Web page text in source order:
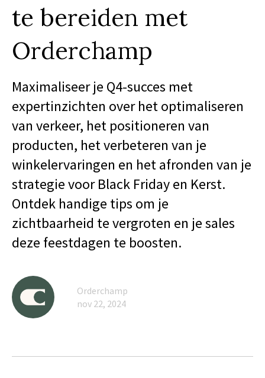
te bereiden met
Orderchamp
Maximaliseer je Q4-succes met
expertinzichten over het optimaliseren
van verkeer, het positioneren van
producten, het verbeteren van je
winkelervaringen en het afronden van je
strategie voor Black Friday en Kerst.
Ontdek handige tips om je
zichtbaarheid te vergroten en je sales
deze feestdagen te boosten.
Orderchamp
nov 22, 2024